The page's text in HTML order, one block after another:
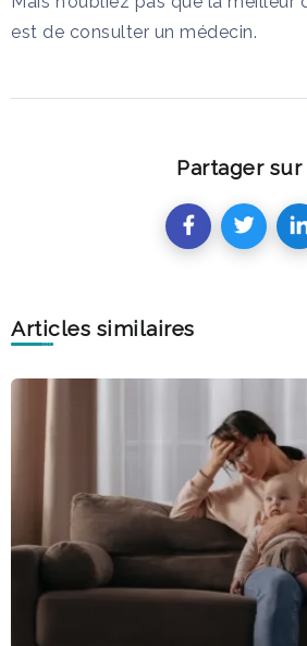
est de consulter un médecin.
Partager sur
Articles similaires